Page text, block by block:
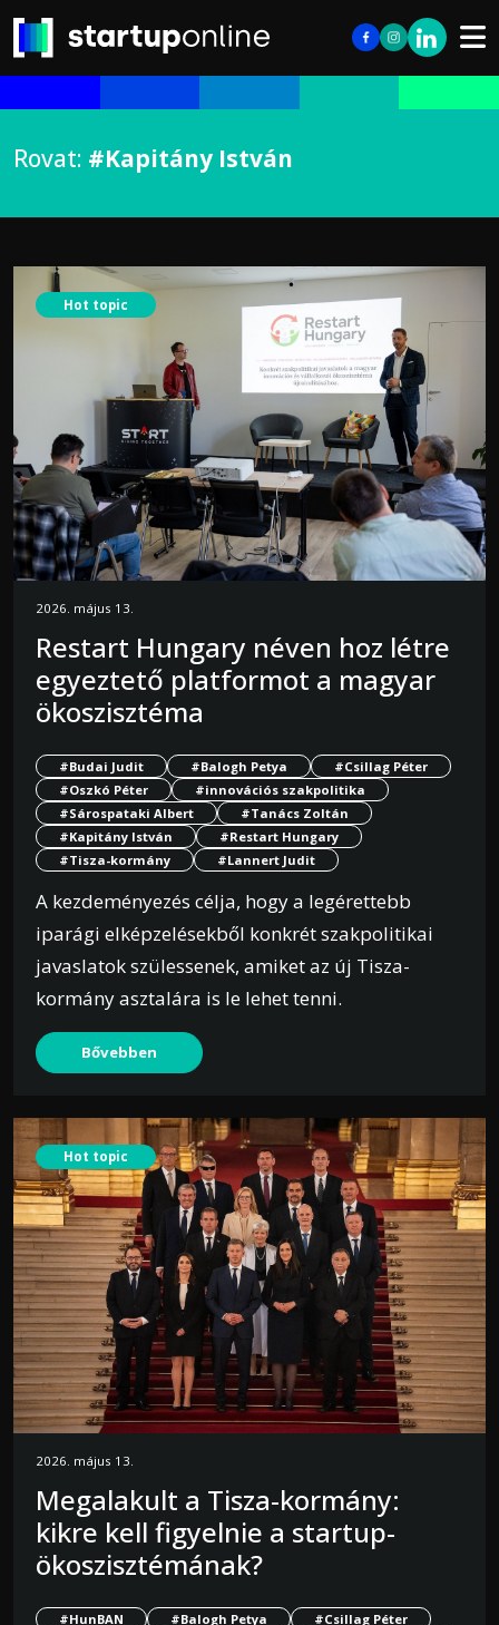
Rovat: #Kapitány István
Hot topic
2026. május 13.
Restart Hungary néven hoz létre
egyeztető platformot a magyar
ökoszisztéma
#Budai Judit #Balogh Petya
#Csillag Péter
#Oszkó Péter
#innovációs szakpolitika
#Sárospataki Albert
#Tanács Zoltán
#Kapitány István
#Restart Hungary
#Tisza-kormány
#Lannert Judit
A kezdeményezés célja, hogy a legérettebb
iparági elképzelésekből konkrét szakpolitikai
javaslatok szülessenek, amiket az új Tisza-
kormány asztalára is le lehet tenni.
Bővebben
Hot topic
2026. május 13.
Megalakult a Tisza-kormány:
kikre kell figyelnie a startup-
ökoszisztémának?
#HunBAN #Balogh Petya
#Csillag Péter